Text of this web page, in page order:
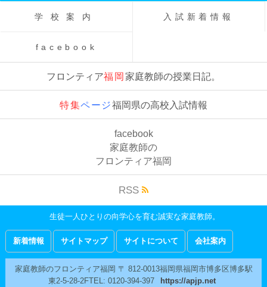
学校案内 入試新着情報
facebook
フロンティア福岡 家庭教師の授業日記。
特集ページ福岡県の高校入試情報
facebook
家庭教師の
フロンティア福岡
RSS
生徒一人ひとりの向学心を育む誠実な家庭教師。
新着情報 サイトマップ サイトについて 会社案内
家庭教師のフロンティア福岡 〒 812-0013福岡県福岡市博多区博多駅
東2-5-28-2FTEL:0120-394-397 https://apjp.net